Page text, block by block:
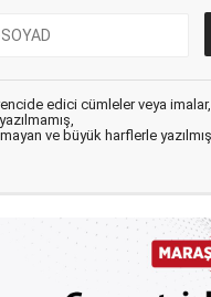
edici cümleler veya imalar,
ve büyük harflerle